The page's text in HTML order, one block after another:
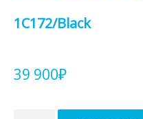
1C172/Black
39 900₽